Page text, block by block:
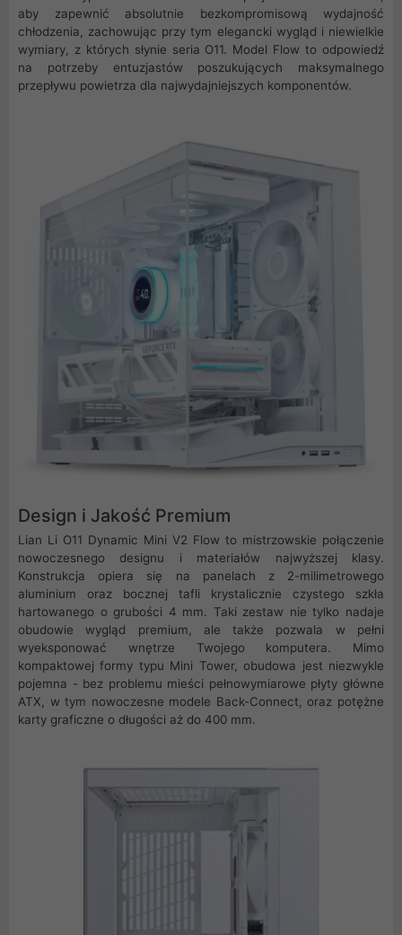
aby zapewnić absolutnie bezkompromisową wydajność
chłodzenia, zachowując przy tym elegancki wygląd i niewielkie
wymiary, z których słynie seria O11. Model Flow to odpowiedź
na potrzeby entuzjastów poszukujących maksymalnego
przepływu powietrza dla najwydajniejszych komponentów.
Design i Jakość Premium
Lian Li O11 Dynamic Mini V2 Flow to mistrzowskie połączenie
nowoczesnego designu i materiałów najwyższej klasy.
Konstrukcja opiera się na panelach z 2-milimetrowego
aluminium oraz bocznej tafli krystalicznie czystego szkła
hartowanego o grubości 4 mm. Taki zestaw nie tylko nadaje
obudowie wygląd premium, ale także pozwala w pełni
wyeksponować wnętrze Twojego komputera. Mimo
kompaktowej formy typu Mini Tower, obudowa jest niezwykle
pojemna - bez problemu mieści pełnowymiarowe płyty główne
ATX, w tym nowoczesne modele Back-Connect, oraz potężne
karty graficzne o długości aż do 400 mm.